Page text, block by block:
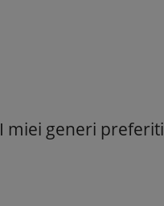
miei generi preferiti